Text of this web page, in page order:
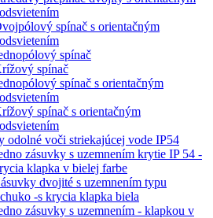
spínač s orientačným
spínač
spínač
spínač s orientačným
spínač s orientačným
odolné voči striekajúcej vode IP54
zásuvky s uzemnením krytie IP 54 -
klapka v bielej farbe
dvojité s uzemnením typu
-s krycia klapka biela
zásuvky s uzemnením - klapkou v